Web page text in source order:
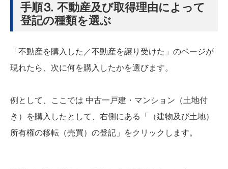
手順⒊ 不動産及び取得理由によって
登記の種類を選ぶ
「不動産を購入した／不動産を譲り受けた」のページが
現れたら、次に何を購入したかを選びます。
例として、ここでは 中古一戸建・マンション（土地付
き）を購入したとして、右側にある「（建物及び土地）
所有権の移転（売買）の登記」をクリックします。